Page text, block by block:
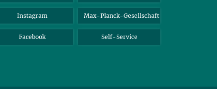
Instagram Max-Planck-Gesellschaft
Facebook Self-Service